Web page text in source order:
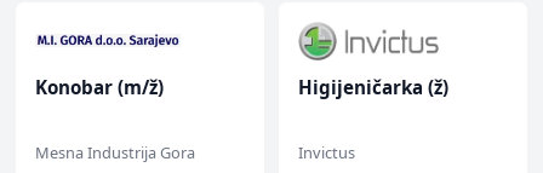
Konobar (m/ž)
Mesna Industrija Gora
Higijeničarka (ž)
Invictus